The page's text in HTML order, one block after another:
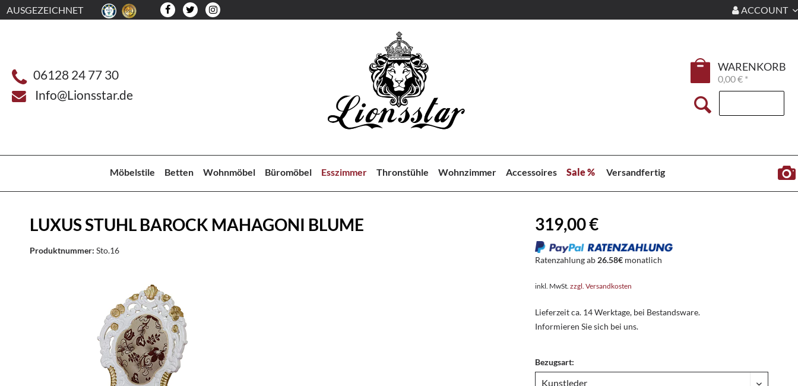
AUSGEZEICHNET ACCOUNT
06128 24 77 30
Info@Lionsstar.de
WARENKORB
0,00 € *
Möbelstile Betten Wohnmöbel Büromöbel Esszimmer Thronstühle Wohnzimmer Accessoires Sale % Versandfertig
LUXUS STUHL BAROCK MAHAGONI BLUME
Produktnummer: Sto.16
319,00 €
Ratenzahlung ab 26.58€ monatlich
inkl. MwSt.zzgl. Versandkosten
Lieferzeit ca. 14 Werktage, bei Bestandsware.
Informieren Sie sich bei uns.
Bezugsart: